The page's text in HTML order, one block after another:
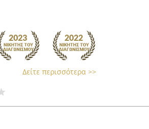
Δείτε περισσότερα >>